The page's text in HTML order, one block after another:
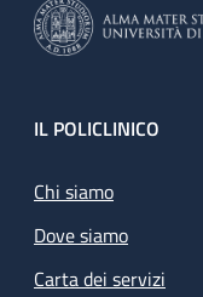
Footer
IL POLICLINICO
Chi siamo
Dove siamo
Carta dei servizi